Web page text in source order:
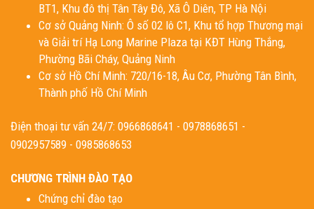
BT1, Khu đô thị Tân Tây Đô, Xã Ô Diên, TP Hà Nội
Cơ sở Quảng Ninh: Ô số 02 lô C1, Khu tổ hợp Thương mại
và Giải trí Hạ Long Marine Plaza tại KĐT Hùng Thắng,
Phường Bãi Cháy, Quảng Ninh
Cơ sở Hồ Chí Minh: 720/16-18, Âu Cơ, Phường Tân Bình,
Thành phố Hồ Chí Minh
Điện thoại tư vấn 24/7: 0966868641 - 0978868651 -
0902957589 - 0985868653
CHƯƠNG TRÌNH ĐÀO TẠO
Chứng chỉ đào tạo